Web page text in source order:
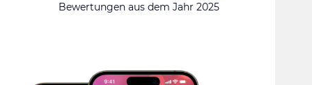
Bewertungen aus dem Jahr 2025